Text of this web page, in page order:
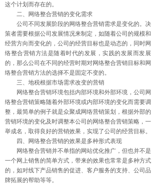
这个计划而存在的。
二、网络整合营销的变化需求
公司不同发展阶段的网络整合营销需求是变化的。决
策者需要根据公司发展情况来制定，如随着公司的规模和
经营方向而变化的，公司的经营目标也是动态的，同时网
络整合营销方法是随着时代的发展，实践的发展而发展
的，那么公司在不同的经营时期对网络整合营销目标和网
络整合营销方法的选择不是固定不变的。
三、地税根据市场需求改变的营销
网络整合营销环境包括内部环境和外部环境，公司网
络整合营销策略随着外部环境或内部环境的变化而需要调
整，最简单的例子就是众聚成网络营销策划，根据外部的
营销环境的变化及时调整本公司的网络整合营销策略，一
举成名，取得良好的营销效果，实现了公司的经营目标。
四、网络整合营销的效果是多种形式表现
网络整合营销并不单指的网站优化推广，但也并不是
一个网上销售的简单方式，带来的效果也常常是多种方式
的，如对线下产品销售的促进、客户服务的支持、公司品
牌拓展的帮助等等。